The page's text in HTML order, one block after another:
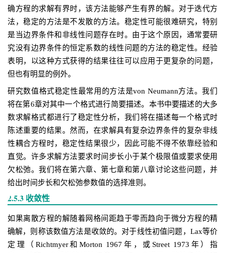
确方程的求解有界时，该方法能够产生有界的解。对于迭代方
法，稳定的方法是不发散的方法。稳定性可能很难研究，特别
是当边界条件和非线性问题存在时。由于这个原因，通常要研
究没有边界条件的恒定系数的线性问题的方法的稳定性。经验
表明，以这种方式获得的结果往往可以应用于更复杂的问题，
但也有明显的例外。
研究数值格式稳定性最常用的方法是von Neumann方法。我们
将在第6章对其中一个格式进行简要描述。本书中要描述的大多
数求解格式都进行了稳定性分析，我们将在描述每一个格式时
陈述重要的结果。然而，在求解具有复杂边界条件的复杂非线
性耦合方程时，稳定性结果很少，因此可能不得不依靠经验和
直觉。许多求解方法要求时间步长小于某个极限值或要求使用
欠松弛。我们将在第六章、第七章和第八章讨论这些问题，并
给出时间步长和欠松弛参数值的选择准则。
2.5.3 收敛性
如果离散方程的解随着网格间距趋于零而趋向于微分方程的精
确解，则称该数值方法是收敛的。对于线性初值问题，Lax等价
定理（Richtmyer和Morton 1967年，或Street 1973年）指